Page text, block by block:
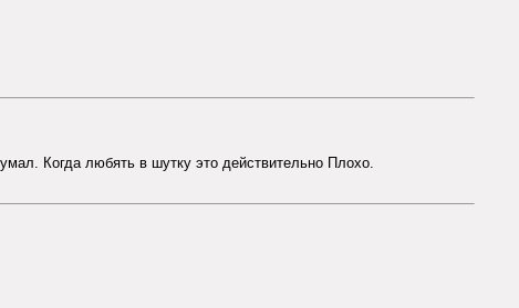
Когда любять в шутку это действительно Плохо.